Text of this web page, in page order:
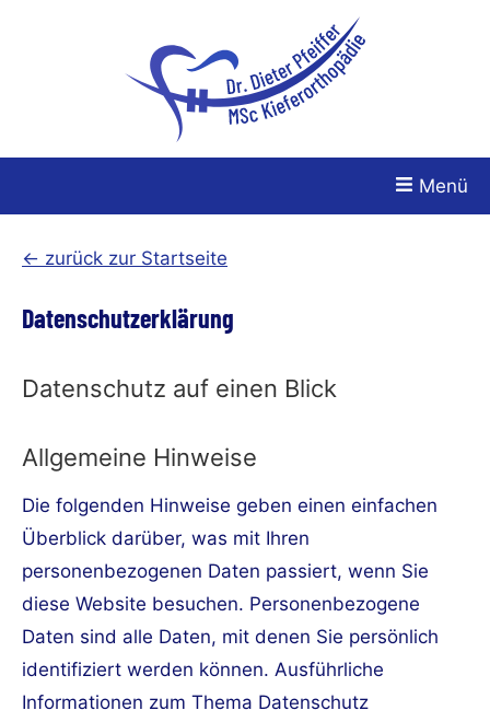
Menü
← zurück zur Startseite
Datenschutzerklärung
Datenschutz auf einen Blick
Allgemeine Hinweise
Die folgenden Hinweise geben einen einfachen
Überblick darüber, was mit Ihren
personenbezogenen Daten passiert, wenn Sie
diese Website besuchen. Personenbezogene
Daten sind alle Daten, mit denen Sie persönlich
identifiziert werden können. Ausführliche
Informationen zum Thema Datenschutz